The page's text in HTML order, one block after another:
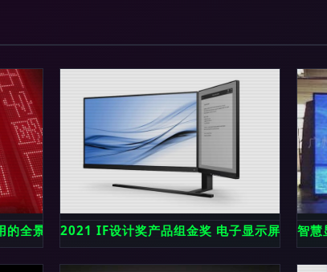
的全景探析2021 IF设计奖产品组金奖 电子显示屏主题作
智慧